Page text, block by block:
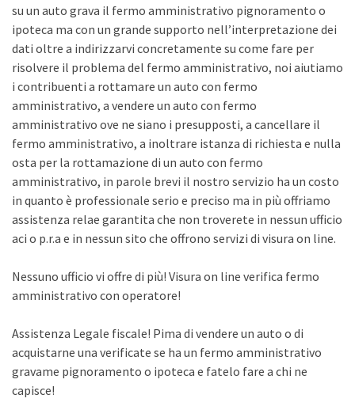
su un auto grava il fermo amministrativo pignoramento o
ipoteca ma con un grande supporto nell’interpretazione dei
dati oltre a indirizzarvi concretamente su come fare per
risolvere il problema del fermo amministrativo, noi aiutiamo
i contribuenti a rottamare un auto con fermo
amministrativo, a vendere un auto con fermo
amministrativo ove ne siano i presupposti, a cancellare il
fermo amministrativo, a inoltrare istanza di richiesta e nulla
osta per la rottamazione di un auto con fermo
amministrativo, in parole brevi il nostro servizio ha un costo
in quanto è professionale serio e preciso ma in più offriamo
assistenza relae garantita che non troverete in nessun ufficio
aci o p.r.a e in nessun sito che offrono servizi di visura on line.
Nessuno ufficio vi offre di più! Visura on line verifica fermo
amministrativo con operatore!
Assistenza Legale fiscale! Pima di vendere un auto o di
acquistarne una verificate se ha un fermo amministrativo
gravame pignoramento o ipoteca e fatelo fare a chi ne
capisce!